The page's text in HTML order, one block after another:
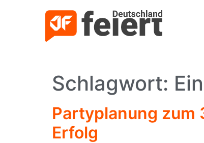
Schlagwort:
Partyplanung zum
Erfolg